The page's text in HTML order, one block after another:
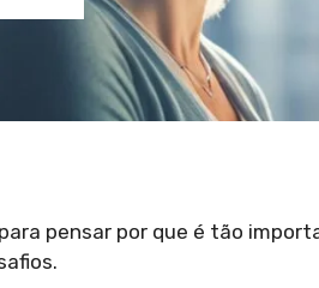
pensar por que é tão